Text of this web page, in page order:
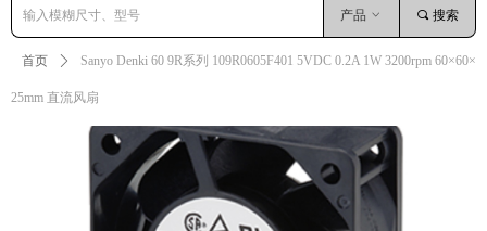
首页 ꄲ Sanyo Denki 60 9R系列 109R0605F401 5VDC 0.2A 1W 3200rpm 60×60×
25mm 直流风扇
끠 搜索
产品 ꀁ